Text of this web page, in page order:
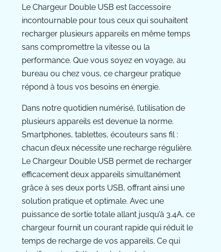
Le Chargeur Double USB est l’accessoire
incontournable pour tous ceux qui souhaitent
recharger plusieurs appareils en même temps
sans compromettre la vitesse ou la
performance. Que vous soyez en voyage, au
bureau ou chez vous, ce chargeur pratique
répond à tous vos besoins en énergie.
Dans notre quotidien numérisé, l’utilisation de
plusieurs appareils est devenue la norme.
Smartphones, tablettes, écouteurs sans fil :
chacun d’eux nécessite une recharge régulière.
Le Chargeur Double USB permet de recharger
efficacement deux appareils simultanément
grâce à ses deux ports USB, offrant ainsi une
solution pratique et optimale. Avec une
puissance de sortie totale allant jusqu’à 3.4A, ce
chargeur fournit un courant rapide qui réduit le
temps de recharge de vos appareils. Ce qui